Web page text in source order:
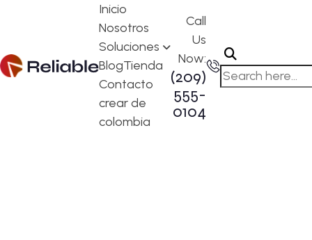
Inicio
Nosotros
Soluciones
BlogTienda
Contacto
crear de
colombia
Call
Us
Now:
(209)
555-
0104